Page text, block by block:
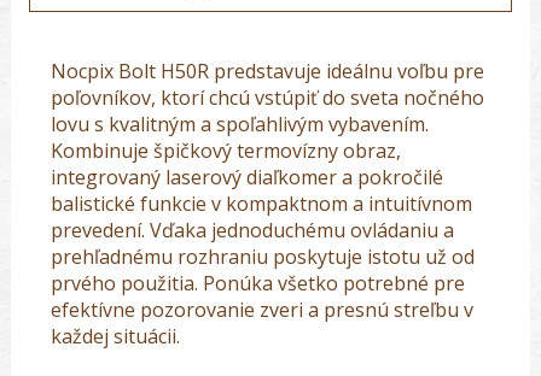
Nocpix Bolt H50R predstavuje ideálnu voľbu pre
poľovníkov, ktorí chcú vstúpiť do sveta nočného
lovu s kvalitným a spoľahlivým vybavením.
Kombinuje špičkový termovízny obraz,
integrovaný laserový diaľkomer a pokročilé
balistické funkcie v kompaktnom a intuitívnom
prevedení. Vďaka jednoduchému ovládaniu a
prehľadnému rozhraniu poskytuje istotu už od
prvého použitia. Ponúka všetko potrebné pre
efektívne pozorovanie zveri a presnú streľbu v
každej situácii.